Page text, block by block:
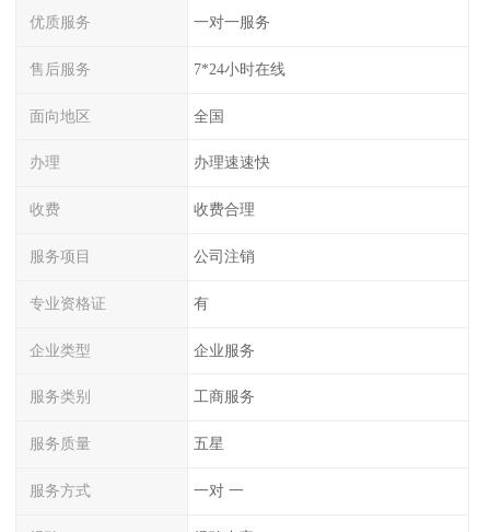
优质服务 一对一服务
售后服务 7*24小时在线
面向地区 全国
办理 办理速速快
收费 收费合理
服务项目 公司注销
专业资格证 有
企业类型 企业服务
服务类别 工商服务
服务质量 五星
服务方式 一对 一